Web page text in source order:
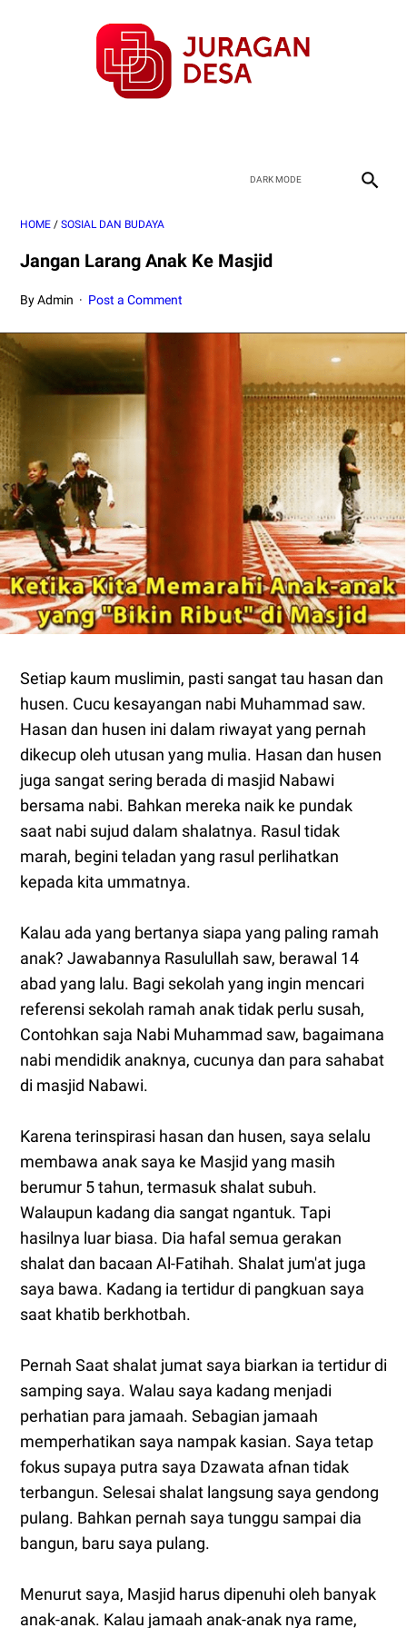
HOME / SOSIAL DAN BUDAYA
Jangan Larang Anak Ke Masjid
By Admin Post a Comment
Setiap kaum muslimin, pasti sangat tau hasan dan
husen. Cucu kesayangan nabi Muhammad saw.
Hasan dan husen ini dalam riwayat yang pernah
dikecup oleh utusan yang mulia. Hasan dan husen
juga sangat sering berada di masjid Nabawi
bersama nabi. Bahkan mereka naik ke pundak
saat nabi sujud dalam shalatnya. Rasul tidak
marah, begini teladan yang rasul perlihatkan
kepada kita ummatnya.
Kalau ada yang bertanya siapa yang paling ramah
anak? Jawabannya Rasulullah saw, berawal 14
abad yang lalu. Bagi sekolah yang ingin mencari
referensi sekolah ramah anak tidak perlu susah,
Contohkan saja Nabi Muhammad saw, bagaimana
nabi mendidik anaknya, cucunya dan para sahabat
di masjid Nabawi.
Karena terinspirasi hasan dan husen, saya selalu
membawa anak saya ke Masjid yang masih
berumur 5 tahun, termasuk shalat subuh.
Walaupun kadang dia sangat ngantuk. Tapi
hasilnya luar biasa. Dia hafal semua gerakan
shalat dan bacaan Al-Fatihah. Shalat jum'at juga
saya bawa. Kadang ia tertidur di pangkuan saya
saat khatib berkhotbah.
Pernah Saat shalat jumat saya biarkan ia tertidur di
samping saya. Walau saya kadang menjadi
perhatian para jamaah. Sebagian jamaah
memperhatikan saya nampak kasian. Saya tetap
fokus supaya putra saya Dzawata afnan tidak
terbangun. Selesai shalat langsung saya gendong
pulang. Bahkan pernah saya tunggu sampai dia
bangun, baru saya pulang.
Menurut saya, Masjid harus dipenuhi oleh banyak
anak-anak. Kalau jamaah anak-anak nya rame,